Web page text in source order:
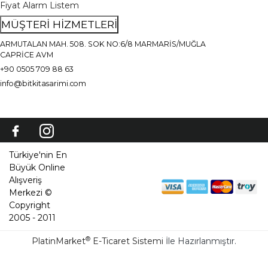
Fiyat Alarm Listem
MÜŞTERİ HİZMETLERİ
ARMUTALAN MAH. 508. SOK NO:6/8 MARMARİS/MUĞLA
CAPRİCE AVM
+90 0505 709 88 63
info@bitkitasarimi.com
Türkiye'nin En
Büyük Online
Alışveriş
Merkezi ©
Copyright
2005 - 2011
PlatinMarket® E-Ticaret Sistemi İle Hazırlanmıştır.